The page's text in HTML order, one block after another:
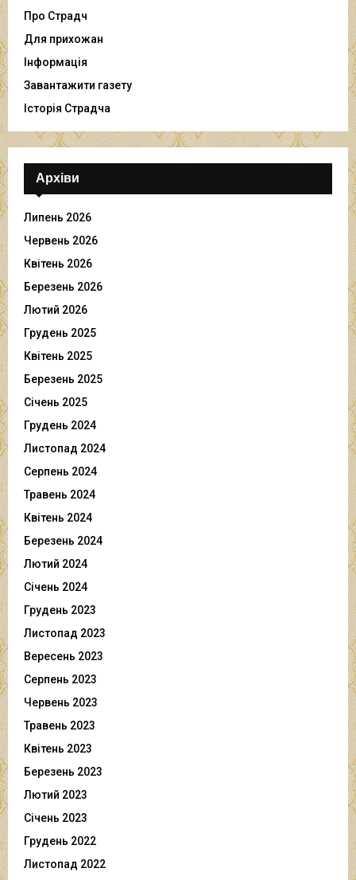
Про Страдч
Для прихожан
Інформація
Завантажити газету
Історія Страдча
Архіви
Липень 2026
Червень 2026
Квітень 2026
Березень 2026
Лютий 2026
Грудень 2025
Квітень 2025
Березень 2025
Січень 2025
Грудень 2024
Листопад 2024
Серпень 2024
Травень 2024
Квітень 2024
Березень 2024
Лютий 2024
Січень 2024
Грудень 2023
Листопад 2023
Вересень 2023
Серпень 2023
Червень 2023
Травень 2023
Квітень 2023
Березень 2023
Лютий 2023
Січень 2023
Грудень 2022
Листопад 2022